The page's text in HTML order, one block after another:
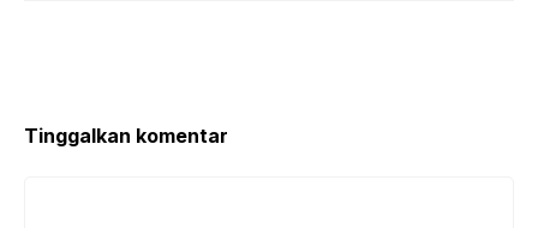
Tinggalkan komentar